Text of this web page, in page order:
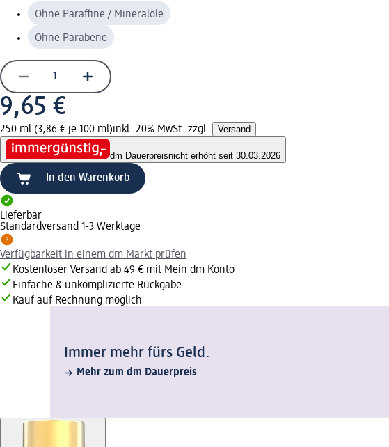
Ohne Paraffine / Mineralöle
Ohne Parabene
9,65 €
250 ml (3,86 € je 100 ml)inkl. 20% MwSt. zzgl. Versand
dm Dauerpreisnicht erhöht seit 30.03.2026
In den Warenkorb
Lieferbar
Standardversand 1-3 Werktage
Verfügbarkeit in einem dm Markt prüfen
Kostenloser Versand ab 49 € mit Mein dm Konto
Einfache & unkomplizierte Rückgabe
Kauf auf Rechnung möglich
Immer mehr fürs Geld.
Mehr zum dm Dauerpreis